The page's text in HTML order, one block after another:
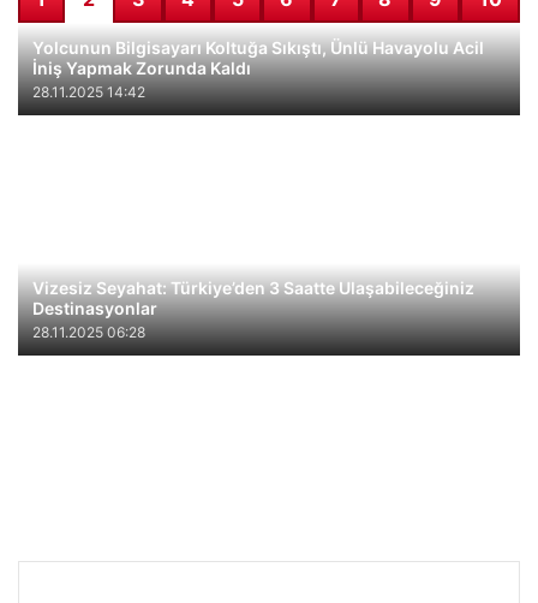
Yolcunun Bilgisayarı Koltuğa Sıkıştı, Ünlü Havayolu Acil
İniş Yapmak Zorunda Kaldı
28.11.2025 14:42
Vizesiz Seyahat: Türkiye’den 3 Saatte Ulaşabileceğiniz
Destinasyonlar
28.11.2025 06:28